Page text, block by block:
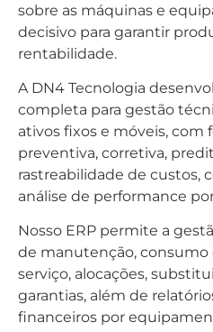
sobre as máquinas e
decisivo para garantir
rentabilidade.
A DN4 Tecnologia
completa para gestão
ativos fixos e móveis, com
preventiva, corretiva,
rastreabilidade de custos,
análise de performance
Nosso ERP permite a
de manutenção, consumo
serviço, alocações,
garantias, além de
financeiros por